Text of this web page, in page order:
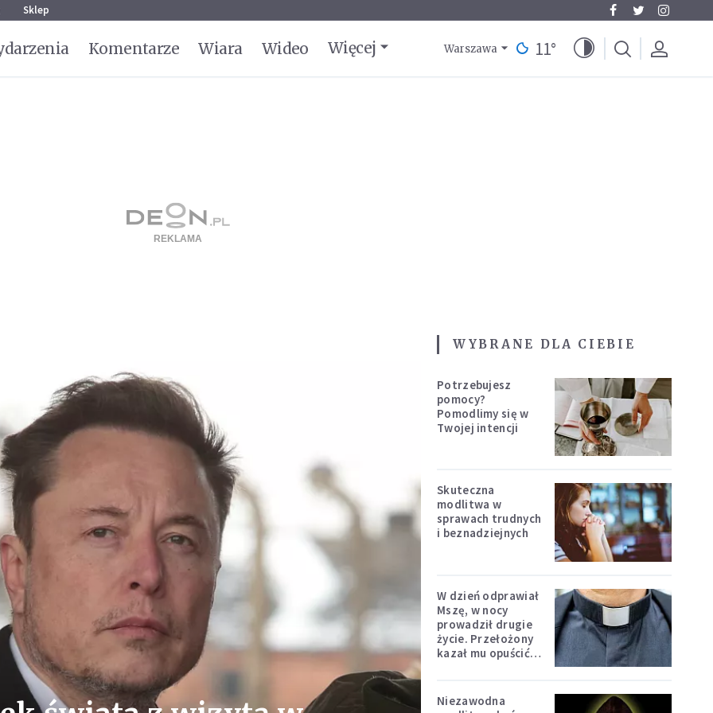
Sklep
Komentarze Wiara Wideo Więcej Warszawa 11°
WYBRANE DLA CIEBIE
Potrzebujesz
pomocy?
Pomodlimy się w
Twojej intencji
Skuteczna
modlitwa w
sprawach trudnych
i beznadziejnych
W dzień odprawiał
Mszę, w nocy
prowadził drugie
życie. Przełożony
kazał mu opuścić
Niezawodna